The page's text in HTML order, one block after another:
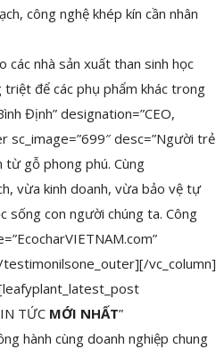
công nghệ khép kín cần nhân
các nhà sản xuất than sinh học
để các phụ phẩm khác trong
Định” designation=”CEO,
sc_image=”699″ desc=”Người trẻ
từ gỗ phong phú. Cùng
vừa kinh doanh, vừa bảo vệ tự
sống con người chúng ta. Công
testimonilsone_outer][/vc_column]
TỨC MỚI NHẤT”
hành cùng doanh nghiệp chung